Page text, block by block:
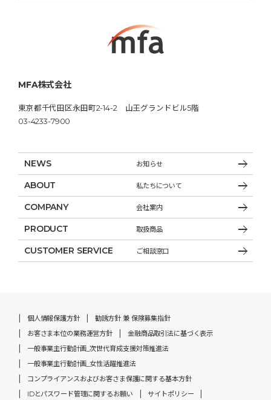
MFA株式会社
東京都千代田区永田町2-14-2 山王グランドビル5階
03-4233-7900
NEWS お知らせ
ABOUT 私たちについて
COMPANY 会社案内
PRODUCT 取扱商品
CUSTOMER SERVICE ご相談窓口
個人情報保護方針
勧誘方針 兼 保険募集指針
お客さま本位の業務運営方針
金融商品取引法に基づく表示
一般事業主行動計画_次世代育成支援対策推進法
一般事業主行動計画_女性活躍推進法
コンプライアンスおよびお客さま保護に関する基本方針
IDとパスワード管理に関するお願い
サイトポリシー